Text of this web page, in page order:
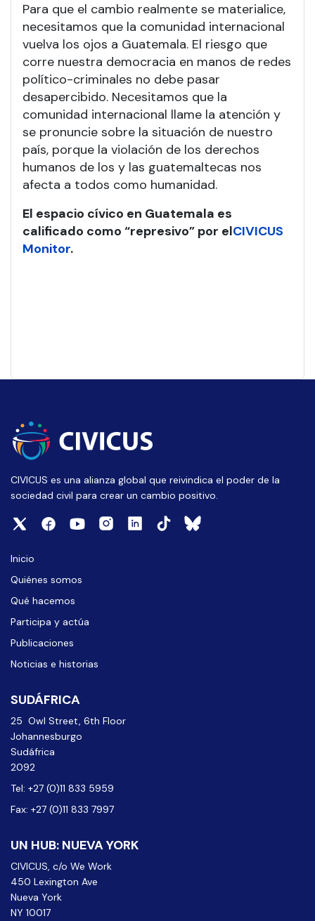
Para que el cambio realmente se materialice,
necesitamos que la comunidad internacional
vuelva los ojos a Guatemala. El riesgo que
corre nuestra democracia en manos de redes
político-criminales no debe pasar
desapercibido. Necesitamos que la
comunidad internacional llame la atención y
se pronuncie sobre la situación de nuestro
país, porque la violación de los derechos
humanos de los y las guatemaltecas nos
afecta a todos como humanidad.
El espacio cívico en Guatemala es
calificado como “represivo” por elCIVICUS
Monitor.
CIVICUS es una alianza global que reivindica el poder de la
sociedad civil para crear un cambio positivo.
Inicio
Quiénes somos
Qué hacemos
Participa y actúa
Publicaciones
Noticias e historias
SUDÁFRICA
25 Owl Street, 6th Floor
Johannesburgo
Sudáfrica
2092
Tel: +27 (0)11 833 5959
Fax: +27 (0)11 833 7997
UN HUB: NUEVA YORK
CIVICUS, c/o We Work
450 Lexington Ave
Nueva York
NY 10017